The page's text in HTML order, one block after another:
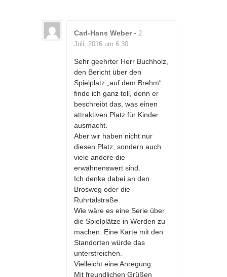
Carl-Hans Weber- 2
Juli, 2016 um 6:30
Sehr geehrter Herr Buchholz,
den Bericht über den
Spielplatz „auf dem Brehm“
finde ich ganz toll, denn er
beschreibt das, was einen
attraktiven Platz für Kinder
ausmacht.
Aber wir haben nicht nur
diesen Platz, sondern auch
viele andere die
erwähnenswert sind.
Ich denke dabei an den
Brosweg oder die
Ruhrtalstraße.
Wie wäre es eine Serie über
die Spielplätze in Werden zu
machen. Eine Karte mit den
Standorten würde das
unterstreichen.
Vielleicht eine Anregung.
Mit freundlichen Grüßen